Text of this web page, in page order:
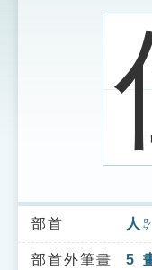
索引選單
知識索引
部首 人 ㄖㄣˊ
部首外筆畫 5